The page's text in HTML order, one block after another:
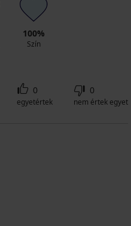
100%
Szín
0
egyetértek
0
nem értek egyet